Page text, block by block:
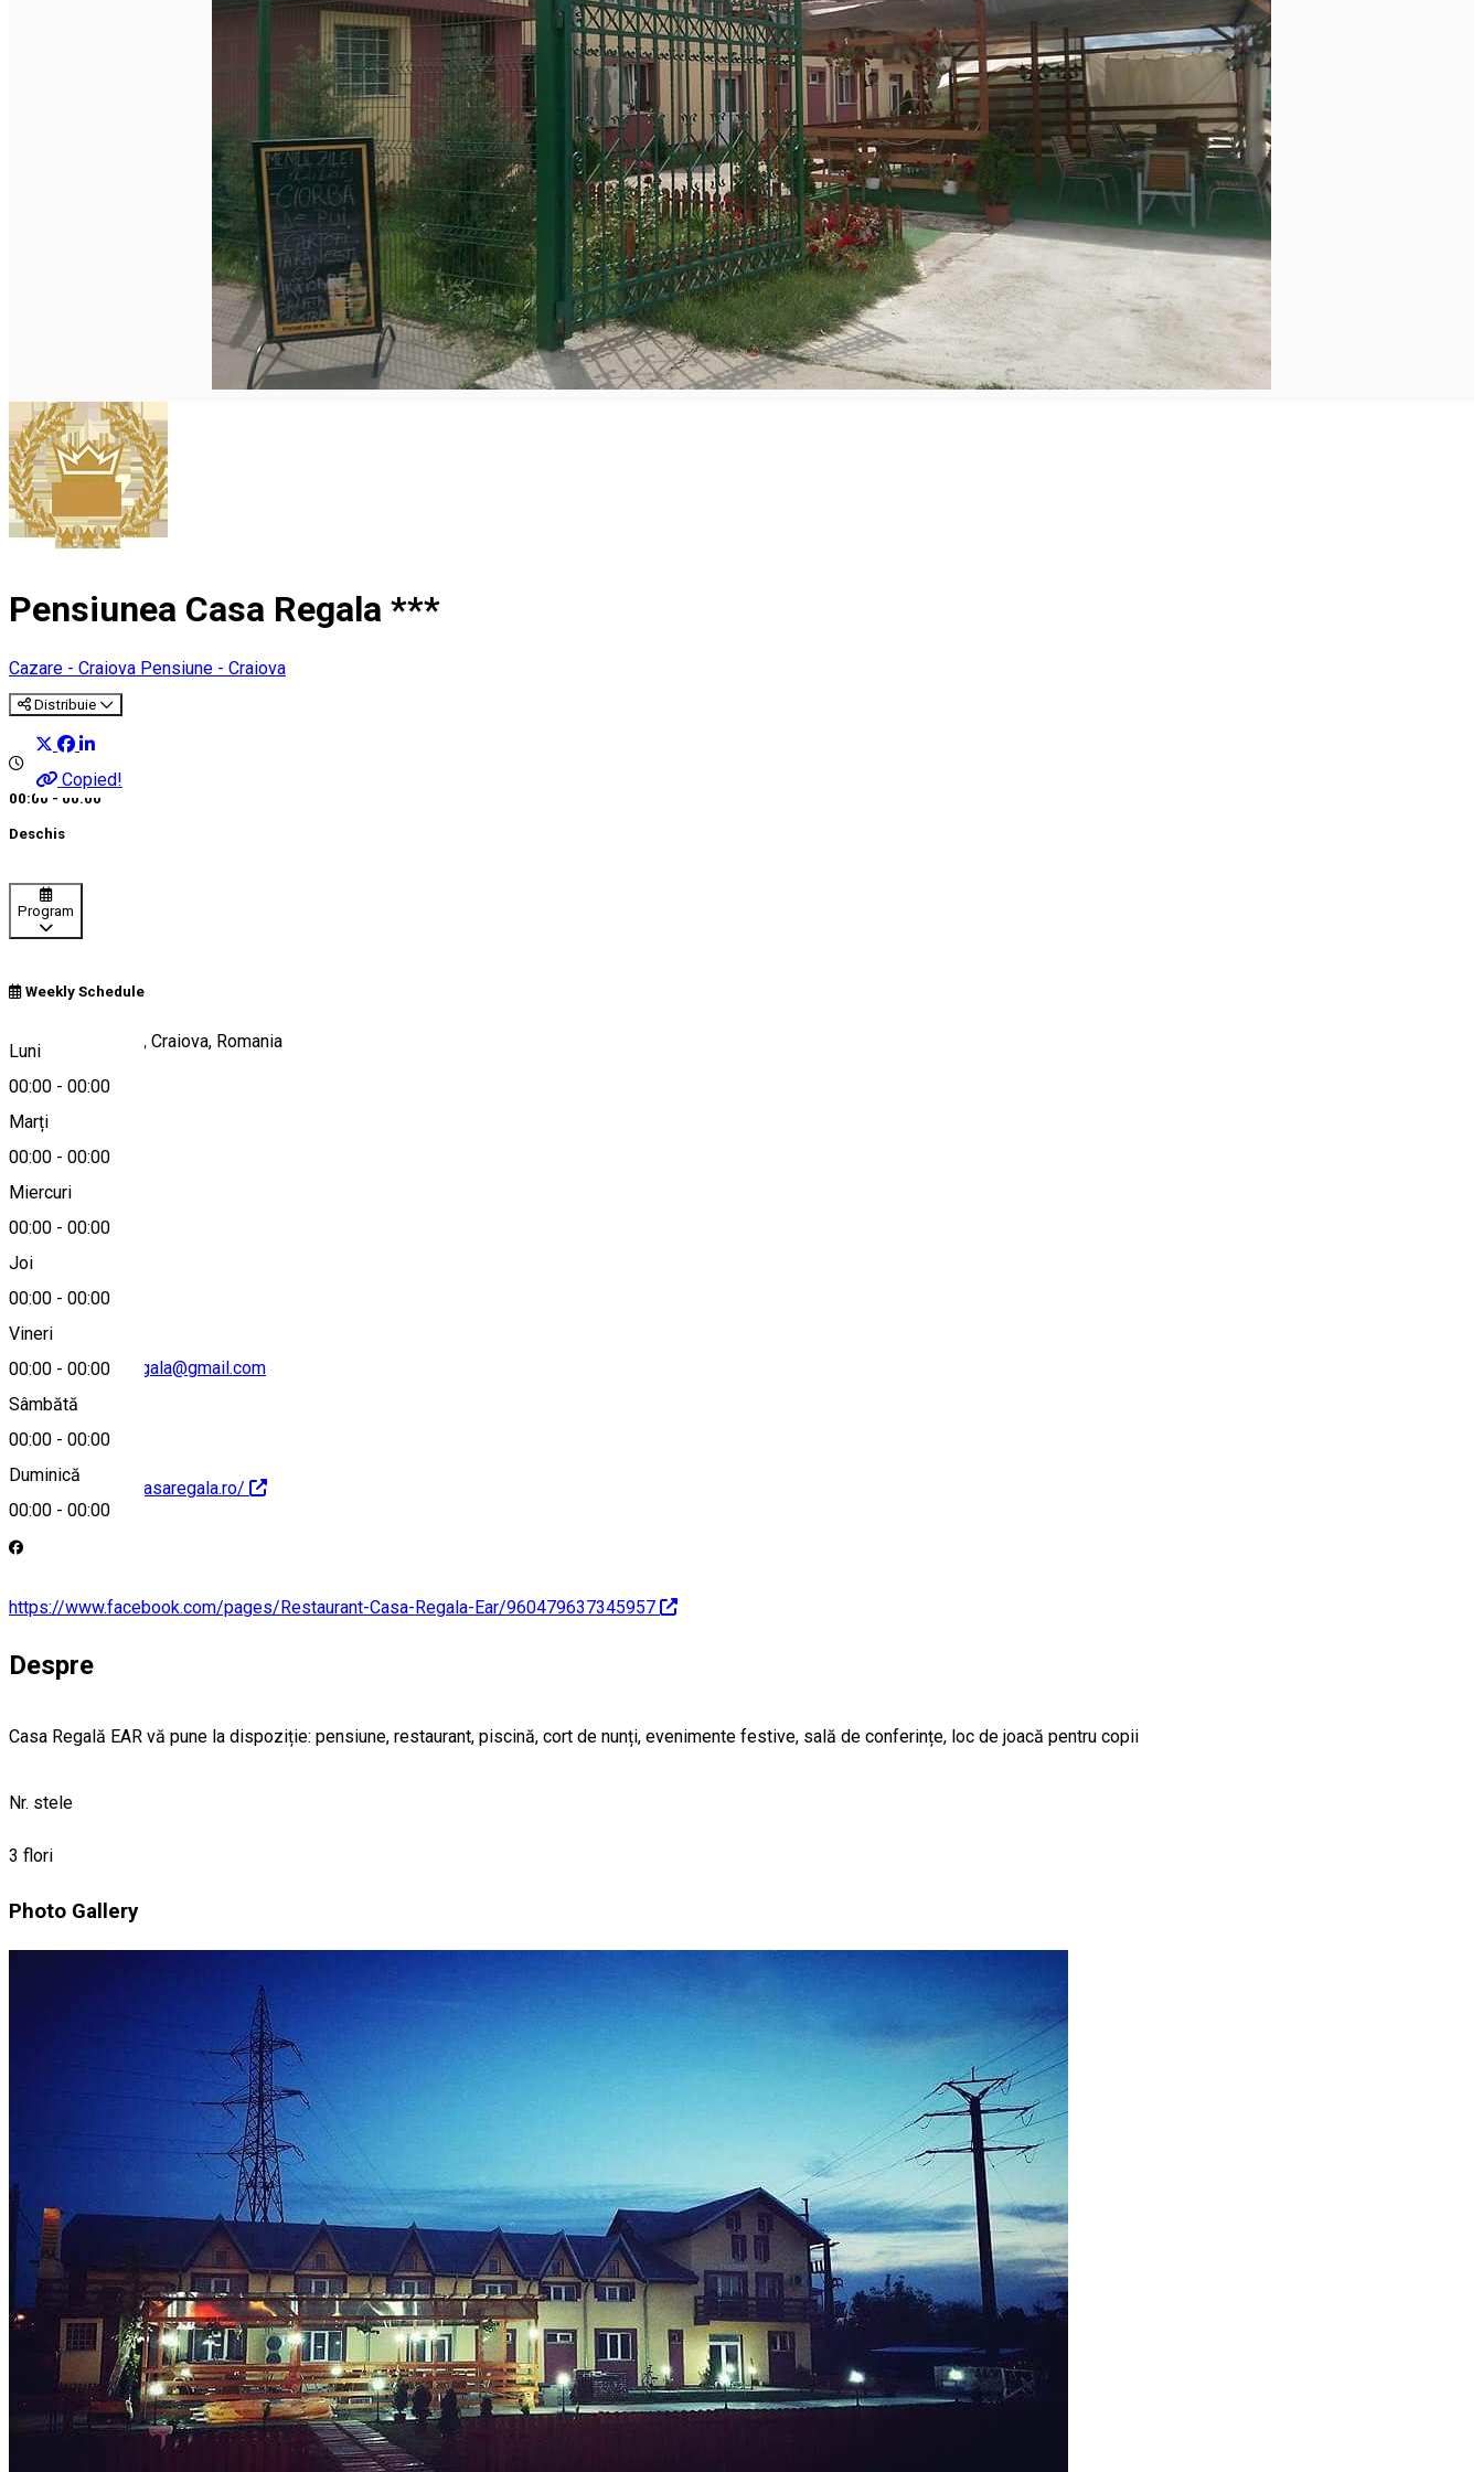
Încărcare vehicule electrice
Pensiunea Casa Regala ***
Cazare - Craiova Pensiune - Craiova
Distribuie
Copied!
00:00 - 00:00
Deschis
Program
Weekly Schedule
Luni
00:00 - 00:00
Marți
00:00 - 00:00
Miercuri
00:00 - 00:00
Joi
00:00 - 00:00
Vineri
00:00 - 00:00
Sâmbătă
00:00 - 00:00
Duminică
00:00 - 00:00
Strada Râului 218, Craiova, Romania
Hartă
pensiuneacasaregala@gmail.com
http://pensiuneacasaregala.ro/
https://www.facebook.com/pages/Restaurant-Casa-Regala-Ear/960479637345957
Despre
Casa Regală EAR vă pune la dispoziție: pensiune, restaurant, piscină, cort de nunți, evenimente festive, sală de conferințe, loc de joacă pentru copii
Nr. stele
3 flori
Photo Gallery